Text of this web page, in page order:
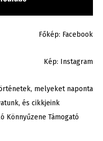
Főkép: Facebook
Kép: Instagram
melyeket naponta
és cikkjeink
Könnyűzene Támogató